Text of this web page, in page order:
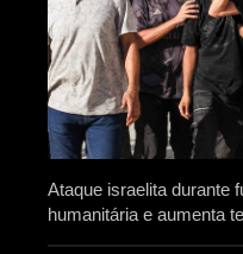
Ataque israelita durante
humanitária e aumenta